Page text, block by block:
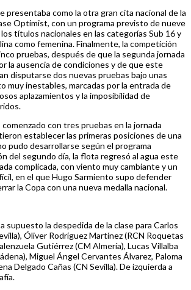
presentaba como la otra gran cita nacional de la
Optimist, con un programa previsto de nueve
títulos nacionales en las categorías Sub 16 y
como femenina. Finalmente, la competición
pruebas, después de que la segunda jornada
la ausencia de condiciones y de que este
disputarse dos nuevas pruebas bajo unas
muy inestables, marcadas por la entrada de
aplazamientos y la imposibilidad de
con tres pruebas en la jornada
establecer las primeras posiciones de una
pudo desarrollarse según el programa
del segundo día, la flota regresó al agua este
complicada, con viento muy cambiante y un
en el que Hugo Sarmiento supo defender
la Copa con una nueva medalla nacional.
supuesto la despedida de la clase para Carlos
Óliver Rodríguez Martínez (RCN Roquetas
Gutiérrez (CM Almería), Lucas Villalba
Miguel Ángel Cervantes Álvarez, Paloma
Delgado Cañas (CN Sevilla). De izquierda a